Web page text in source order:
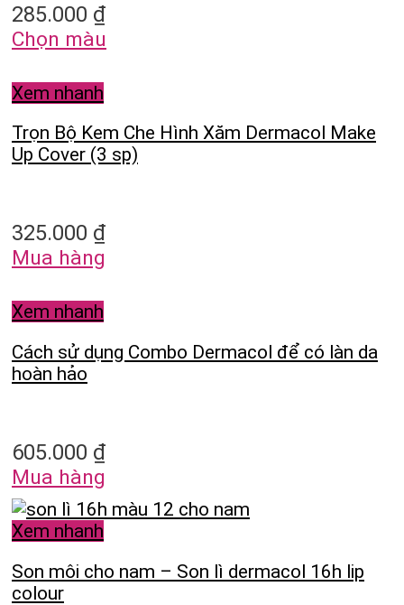
285.000 ₫
Chọn màu
Xem nhanh
Trọn Bộ Kem Che Hình Xăm Dermacol Make
Up Cover (3 sp)
325.000 ₫
Mua hàng
Xem nhanh
Cách sử dụng Combo Dermacol để có làn da
hoàn hảo
605.000 ₫
Mua hàng
Xem nhanh
Son môi cho nam – Son lì dermacol 16h lip
colour